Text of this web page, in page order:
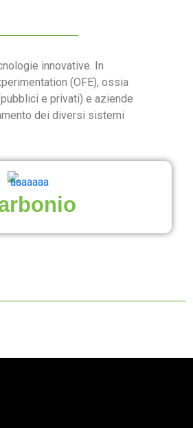
innovative. In
(OFE), ossia
e privati) e aziende
dei diversi sistemi